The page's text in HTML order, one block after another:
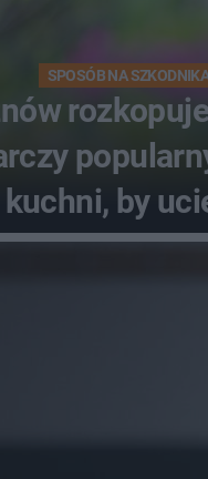
SPOSÓB NA
kuchni, by
popłochu